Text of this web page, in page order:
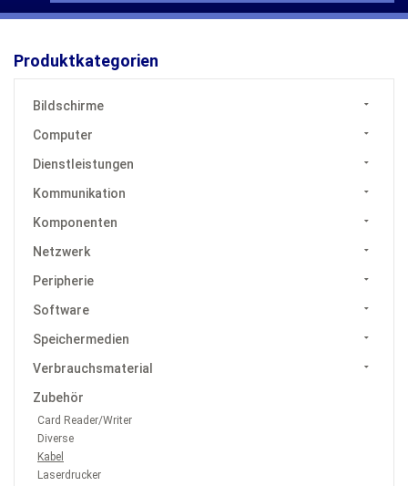
Produktkategorien
Bildschirme
Computer
Dienstleistungen
Kommunikation
Komponenten
Netzwerk
Peripherie
Software
Speichermedien
Verbrauchsmaterial
Zubehör
Card Reader/Writer
Diverse
Kabel
Laserdrucker